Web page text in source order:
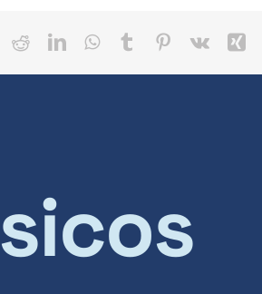
RedditLinkedInWhatsApp
TumblrPinterest
Vk